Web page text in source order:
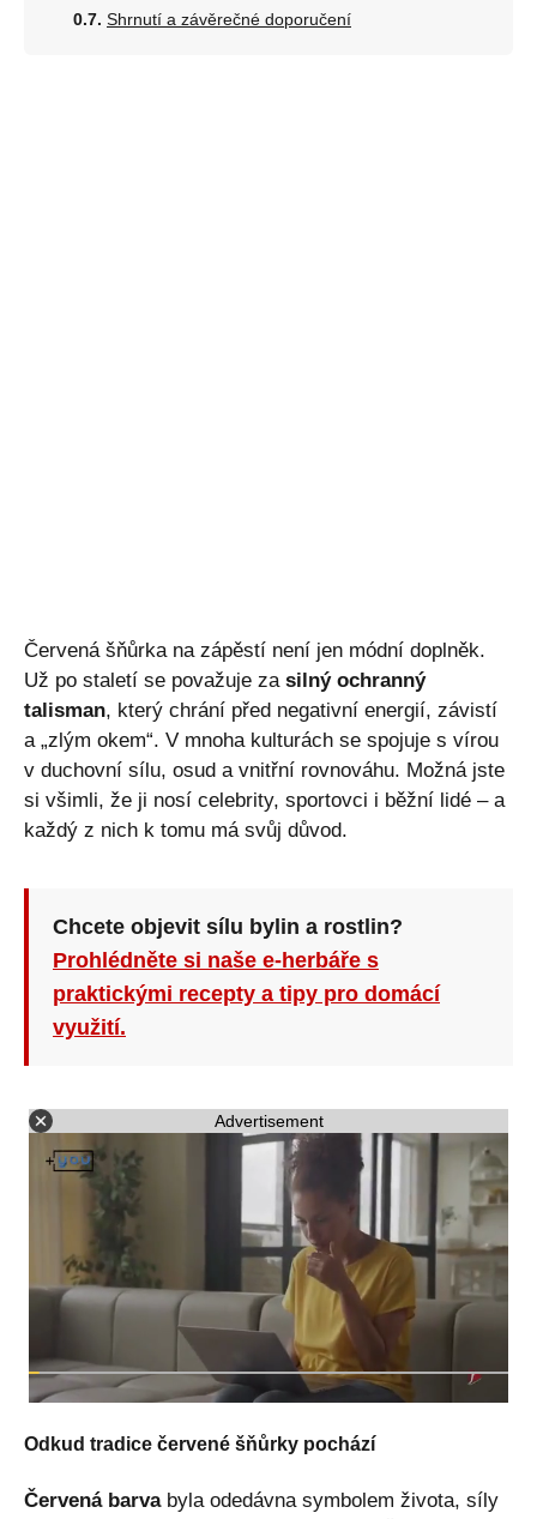
Shrnutí a závěrečné doporučení
Červená šňůrka na zápěstí není jen módní doplněk.
Už po staletí se považuje za silný ochranný
talisman, který chrání před negativní energií, závistí
a „zlým okem“. V mnoha kulturách se spojuje s vírou
v duchovní sílu, osud a vnitřní rovnováhu. Možná jste
si všimli, že ji nosí celebrity, sportovci i běžní lidé – a
každý z nich k tomu má svůj důvod.
Chcete objevit sílu bylin a rostlin?
Prohlédněte si naše e-herbáře s
praktickými recepty a tipy pro domácí
využití.
Advertisement
Odkud tradice červené šňůrky pochází
Červená barvabyla odedávna symbolem života, síly